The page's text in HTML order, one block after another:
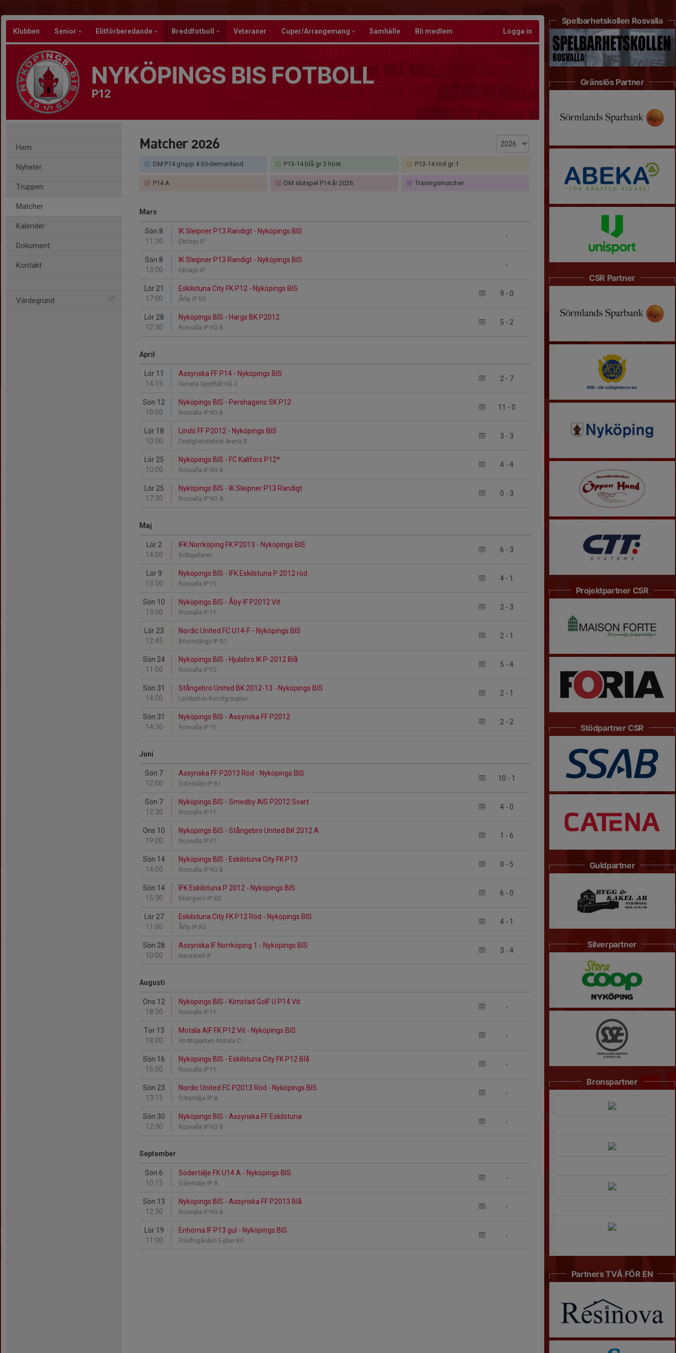
Klubben Senior Elitförberedande Breddfotboll Veteraner Cuper/Arrangemang Samhälle Bli medlem Logga in
NYKÖPINGS BIS FOTBOLL
P12
Hem
Nyheter
Truppen
Matcher
Kalender
Dokument
Kontakt
Värdegrund
Matcher 2026
DM P14 grupp 4 Södermanland P13-14 blå gr.3 höst P13-14 röd gr.1
P14 A DM slutspel P14 år 2026 Träningsmatcher
Mars
Sön 8
11:30
-
IK Sleipner P13 Randigt - Nyköpings BIS
Ektorps IP
Sön 8
13:00
-
IK Sleipner P13 Randigt - Nyköpings BIS
Ektorps IP
Lör 21
17:00
9 - 0
Eskilstuna City FK P12 - Nyköpings BIS
Årby IP KG
Lör 28
12:30
5 - 2
Nyköpings BIS - Hargs BK P2012
Rosvalla IP KG B
April
Lör 11
14:15
2 - 7
Assyriska FF P14 - Nyköpings BIS
Geneta Sportfält KG 2
Sön 12
10:00
11 - 0
Nyköpings BIS - Pershagens SK P12
Rosvalla IP KG B
Lör 18
10:00
3 - 3
Lindö FF P2012 - Nyköpings BIS
Fastighetsteknik Arena B
Lör 25
10:00
4 - 4
Nyköpings BIS - FC Kallfors P12*
Rosvalla IP KG B
Lör 25
17:30
0 - 3
Nyköpings BIS - IK Sleipner P13 Randigt
Rosvalla IP KG A
Maj
Lör 2
14:00
6 - 3
IFK Norrköping FK P2013 - Nyköpings BIS
Bollspelaren
Lör 9
13:00
4 - 1
Nyköpings BIS - IFK Eskilstuna P 2012 röd
Rosvalla IP F1
Sön 10
13:00
2 - 3
Nyköpings BIS - Åby IF P2012 Vit
Rosvalla IP F1
Lör 23
12:45
2 - 1
Nordic United FC U14-F - Nyköpings BIS
Brunnsängs IP B1
Sön 24
11:00
5 - 4
Nyköpings BIS - Hjulsbro IK P-2012 Blå
Rosvalla IP F2
Sön 31
14:00
2 - 1
Stångebro United BK 2012-13 - Nyköpings BIS
Lambohov Konstgräsplan
Sön 31
14:30
2 - 2
Nyköpings BIS - Assyriska FF P2012
Rosvalla IP F1
Juni
Sön 7
12:00
10 - 1
Assyriska FF P2013 Röd - Nyköpings BIS
Östertälje IP B1
Sön 7
12:30
4 - 0
Nyköpings BIS - Smedby AIS P2012 Svart
Rosvalla IP F1
Ons 10
19:00
1 - 6
Nyköpings BIS - Stångebro United BK 2012 A
Rosvalla IP F1
Sön 14
14:00
0 - 5
Nyköpings BIS - Eskilstuna City FK P13
Rosvalla IP KG B
Sön 14
15:30
6 - 0
IFK Eskilstuna P 2012 - Nyköpings BIS
Ekängens IP KG
Lör 27
11:00
4 - 1
Eskilstuna City FK P12 Röd - Nyköpings BIS
Årby IP KG
Sön 28
10:00
3 - 4
Assyriska IF Norrköping 1 - Nyköpings BIS
Navestad IP
Augusti
Ons 12
18:30
-
Nyköpings BIS - Kimstad GoIF U P14 Vit
Rosvalla IP F1
Tor 13
18:00
-
Motala AIF FK P12 Vit - Nyköpings BIS
Idrottsparken Motala C
Sön 16
15:00
-
Nyköpings BIS - Eskilstuna City FK P12 Blå
Rosvalla IP F1
Sön 23
13:15
-
Nordic United FC P2013 Röd - Nyköpings BIS
Östertälje IP A
Sön 30
12:30
-
Nyköpings BIS - Assyriska FF Eskilstuna
Rosvalla IP KG B
September
Sön 6
10:15
-
Södertälje FK U14 A - Nyköpings BIS
Östertälje IP A
Sön 13
12:30
-
Nyköpings BIS - Assyriska FF P2013 Blå
Rosvalla IP KG B
Lör 19
11:00
-
Enhörna IF P13 gul - Nyköpings BIS
Friluftsgården E-plan KG
Spelbarhetskollen Rosvalla
Gränslös Partner
CSR Partner
Projektpartner CSR
Stödpartner CSR
Guldpartner
Silverpartner
Bronspartner
Partners TVÅ FÖR EN